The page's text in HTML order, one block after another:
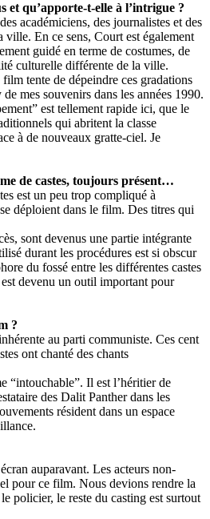
et qu’apporte-t-elle à l’intrigue ?
académiciens, des journalistes et des
ville. En ce sens, Court est également
guidé en terme de costumes, de
culturelle différente de la ville.
tente de dépeindre ces gradations
mes souvenirs dans les années 1990.
est tellement rapide ici, que le
qui abritent la classe
à de nouveaux gratte-ciel. Je
de castes, toujours présent…
est un peu trop compliqué à
déploient dans le film. Des titres qui
sont devenus une partie intégrante
durant les procédures est si obscur
du fossé entre les différentes castes
devenu un outil important pour
?
au parti communiste. Ces cent
ont chanté des chants
“intouchable”. Il est l’héritier de
des Dalit Panther dans les
résident dans un espace
auparavant. Les acteurs non-
pour ce film. Nous devions rendre la
policier, le reste du casting est surtout